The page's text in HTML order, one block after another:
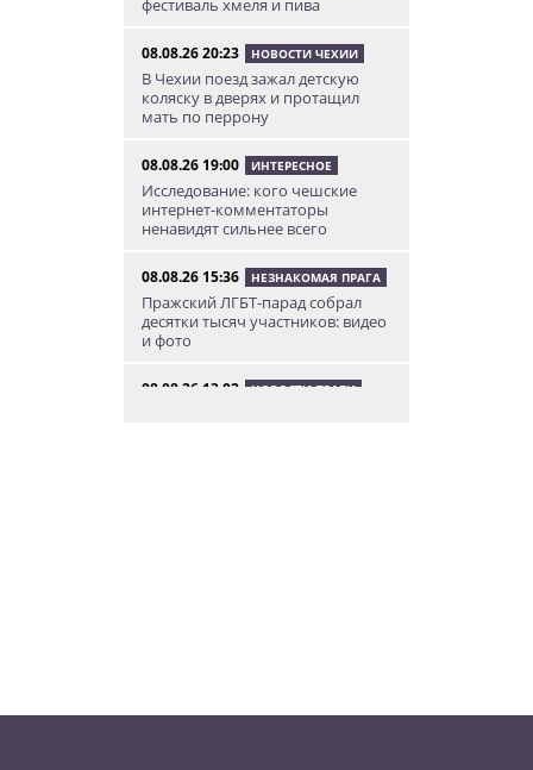
фестиваль хмеля и пива
08.08.26 20:23 НОВОСТИ ЧЕХИИ
В Чехии поезд зажал детскую
коляску в дверях и протащил
мать по перрону
08.08.26 19:00 ИНТЕРЕСНОЕ
Исследование: кого чешские
интернет-комментаторы
ненавидят сильнее всего
08.08.26 15:36 НЕЗНАКОМАЯ ПРАГА
Пражский ЛГБТ-парад собрал
десятки тысяч участников: видео
и фото
08.08.26 13:02 НОВОСТИ ПРАГИ